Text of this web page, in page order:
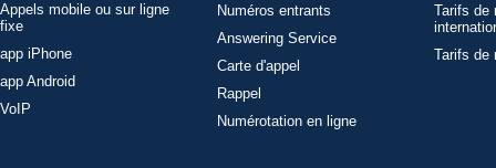
Appels mobile ou sur ligne
fixe
app iPhone
app Android
VoIP
Numéros entrants
Answering Service
Carte d'appel
Rappel
Numérotation en ligne
Tarifs de
Tarifs de